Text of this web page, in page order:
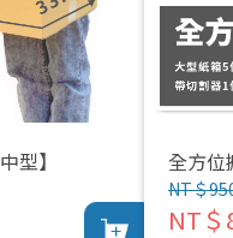
型】 全方位
NT＄
NT＄